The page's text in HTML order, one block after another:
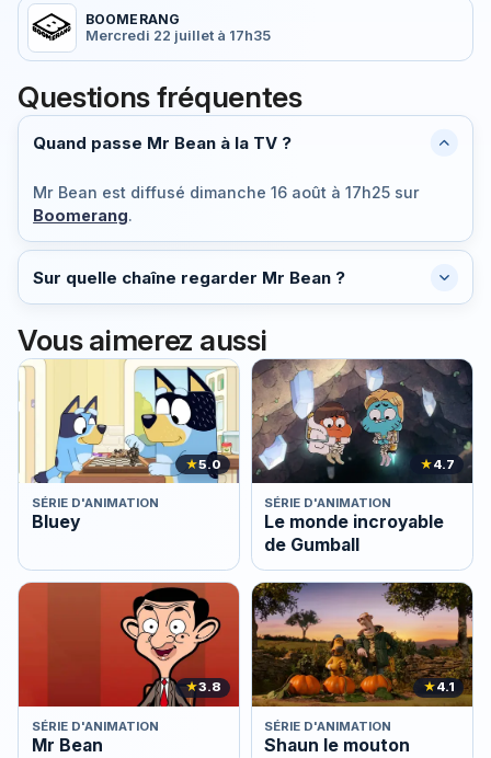
BOOMERANG
Mercredi 22 juillet à 17h35
Questions fréquentes
Quand passe Mr Bean à la TV ?
Mr Bean est diffusé dimanche 16 août à 17h25 sur
Boomerang.
Sur quelle chaîne regarder Mr Bean ?
Vous aimerez aussi
★5.0
SÉRIE D'ANIMATION
Bluey
★4.7
SÉRIE D'ANIMATION
Le monde incroyable
de Gumball
★3.8
SÉRIE D'ANIMATION
Mr Bean
★4.1
SÉRIE D'ANIMATION
Shaun le mouton